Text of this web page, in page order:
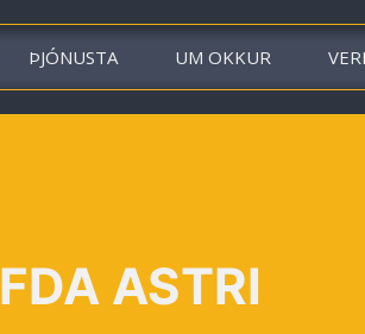
ÞJÓNUSTA UM OKKUR
FDA ASTRI